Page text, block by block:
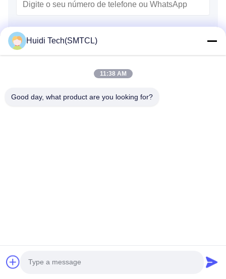
Nome
Você pode carregar até 5 arquivos e cada arquivo de tamanho
máximo de 10M.
Huidi Tech(SMTCL)
11:38 AM
Good day, what product are you looking for?